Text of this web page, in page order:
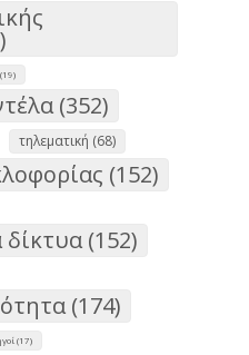
(352)
τηλεματική (68)
(152)
(152)
(174)
(17)